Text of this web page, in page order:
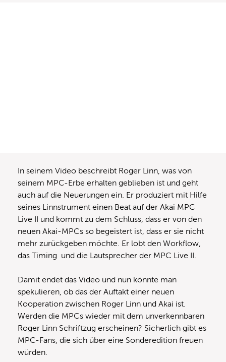
In seinem Video beschreibt Roger Linn, was von
seinem MPC-Erbe erhalten geblieben ist und geht
auch auf die Neuerungen ein. Er produziert mit Hilfe
seines Linnstrument einen Beat auf der Akai MPC
Live II und kommt zu dem Schluss, dass er von den
neuen Akai-MPCs so begeistert ist, dass er sie nicht
mehr zurückgeben möchte. Er lobt den Workflow,
das Timing und die Lautsprecher der MPC Live II.
Damit endet das Video und nun könnte man
spekulieren, ob das der Auftakt einer neuen
Kooperation zwischen Roger Linn und Akai ist.
Werden die MPCs wieder mit dem unverkennbaren
Roger Linn Schriftzug erscheinen? Sicherlich gibt es
MPC-Fans, die sich über eine Sonderedition freuen
würden.